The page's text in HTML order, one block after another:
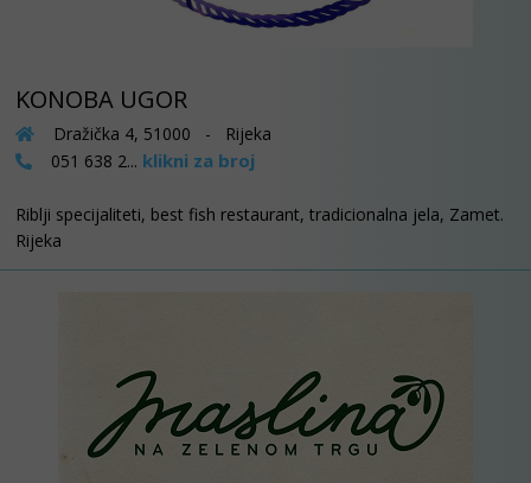
KONOBA UGOR
Dražička 4, 51000 - Rijeka
051 638 2... klikni za broj
Riblji specijaliteti, best fish restaurant, tradicionalna jela, Zamet.
Rijeka